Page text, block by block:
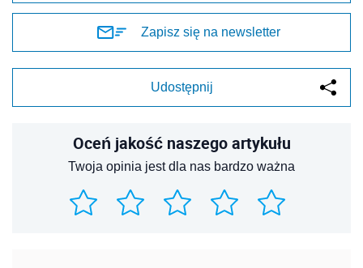
Zapisz się na newsletter
Udostępnij
Oceń jakość naszego artykułu
Twoja opinia jest dla nas bardzo ważna